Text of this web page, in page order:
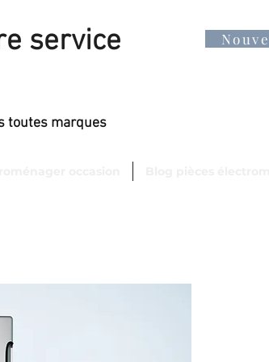
service
toutes marques